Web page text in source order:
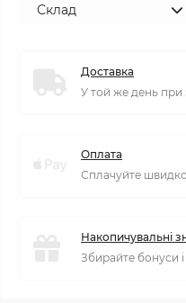
Склад
Доставка
У той же день при
Оплата
Сплачуйте
Накопичувальні
Збирайте бонуси